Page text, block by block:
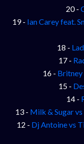
20 -
19 - Ian Carey feat.
18 -
17 -
16 - Britney
15 -
14 -
13 - Milk & Sugar
12 - Dj Antoine vs